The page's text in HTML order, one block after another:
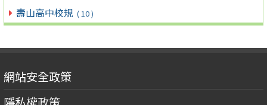
壽山高中校規 ( 10 )
網站安全政策